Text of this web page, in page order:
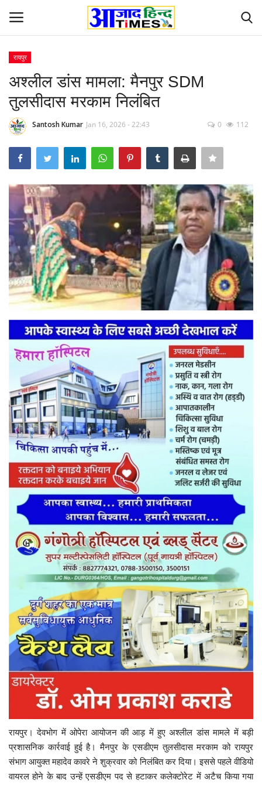
Home
ओडिशा
Contact
देश-विदेश
छत्तीसगढ़ राज्य
दुनिया
मनोरंजन
धर्म
करियर
राशिफल
खेल
बिजनेस
फोटो
वीडियो
रायपुर
अश्लील डांस मामला: मैनपुर SDM
तुलसीदास मरकाम निलंबित
Santosh Kumar Jan 16, 2026 - 22:43 0 112
रायपुर। देवभोग में ओपेरा आयोजन की आड़ में हुए अश्लील डांस मामले में बड़ी
प्रशासनिक कार्रवाई हुई है। मैनपुर के एसडीएम तुलसीदास मरकाम को रायपुर
संभाग आयुक्त महादेव कावरे ने शुक्रवार को निलंबित कर दिया। इससे पहले वीडियो
वायरल होने के बाद उन्हें एसडीएम पद से हटाकर कलेक्टोरेट में अटैच किया गया